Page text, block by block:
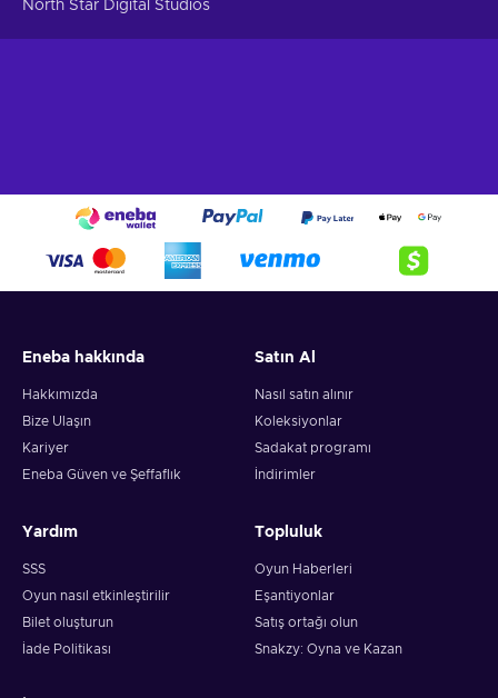
North Star Digital Studios
Eneba hakkında
Hakkımızda
Bize Ulaşın
Kariyer
Eneba Güven ve Şeffaflık
Satın Al
Nasıl satın alınır
Koleksiyonlar
Sadakat programı
İndirimler
Yardım
SSS
Oyun nasıl etkinleştirilir
Bilet oluşturun
İade Politikası
Topluluk
Oyun Haberleri
Eşantiyonlar
Satış ortağı olun
Snakzy: Oyna ve Kazan